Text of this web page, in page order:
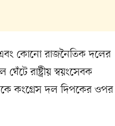
কোনো রাজনৈতিক দলের
রাষ্ট্রীয় স্বয়ংসেবক
কংগ্রেস দল দিপকের ওপর